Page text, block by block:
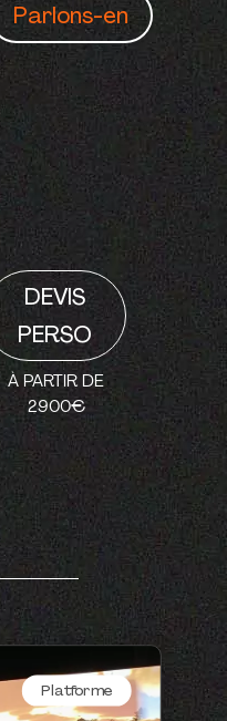
Parlons-en
DEVIS
PERSO
À PARTIR DE
2900€
Platforme